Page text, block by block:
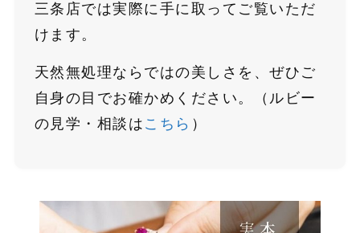
三条店では実際に手に取ってご覧いただ
けます。
天然無処理ならではの美しさを、ぜひご
自身の目でお確かめください。（ルビー
の見学・相談は こちら ）